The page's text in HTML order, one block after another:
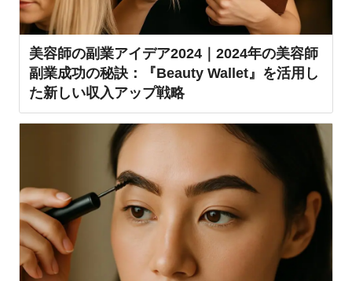
美容師の副業アイデア2024｜2024年の美容師
副業成功の秘訣：『Beauty Wallet』を活用し
た新しい収入アップ戦略